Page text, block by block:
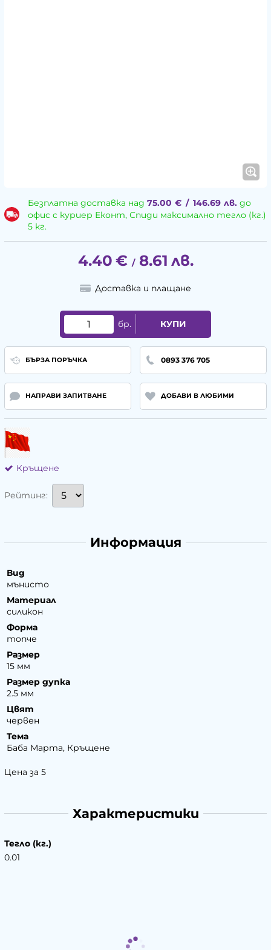
Безплатна доставка над 75.00 € / 146.69 лв.до
офис с куриер Еконт, Спиди максимално тегло (кг.)
5 кг.
4.40 € / 8.61 лв.
Доставка и плащане
бр. КУПИ
БЪРЗА ПОРЪЧКА 0893 376 705
НАПРАВИ ЗАПИТВАНЕ ДОБАВИ В ЛЮБИМИ
Кръщене
Рейтинг:
Информация
Вид
мънисто
Материал
силикон
Форма
топче
Размер
15 мм
Размер дупка
2.5 мм
Цвят
червен
Тема
Баба Марта, Кръщене
Цена за 5
Характеристики
Тегло (кг.)
0.01